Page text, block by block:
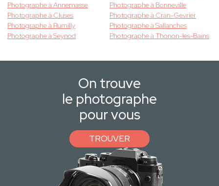
Photographe à Annemasse
Photographe à Bonneville
Photographe à Cluses
Photographe à Cran-Gevrier
Photographe à Rumilly
Photographe à Sallanches
Photographe à Seynod
Photographe à Thonon-les-Bains
On trouve
le photographe
pour vous
TROUVER